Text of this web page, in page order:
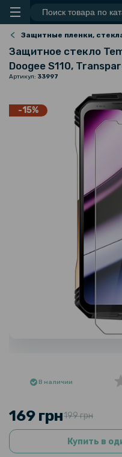
Защитные пленки,
Защитное стекло
Doogee S110,
Артикул: 33997
-15%
В наличии
169 грн199 грн
Купить в